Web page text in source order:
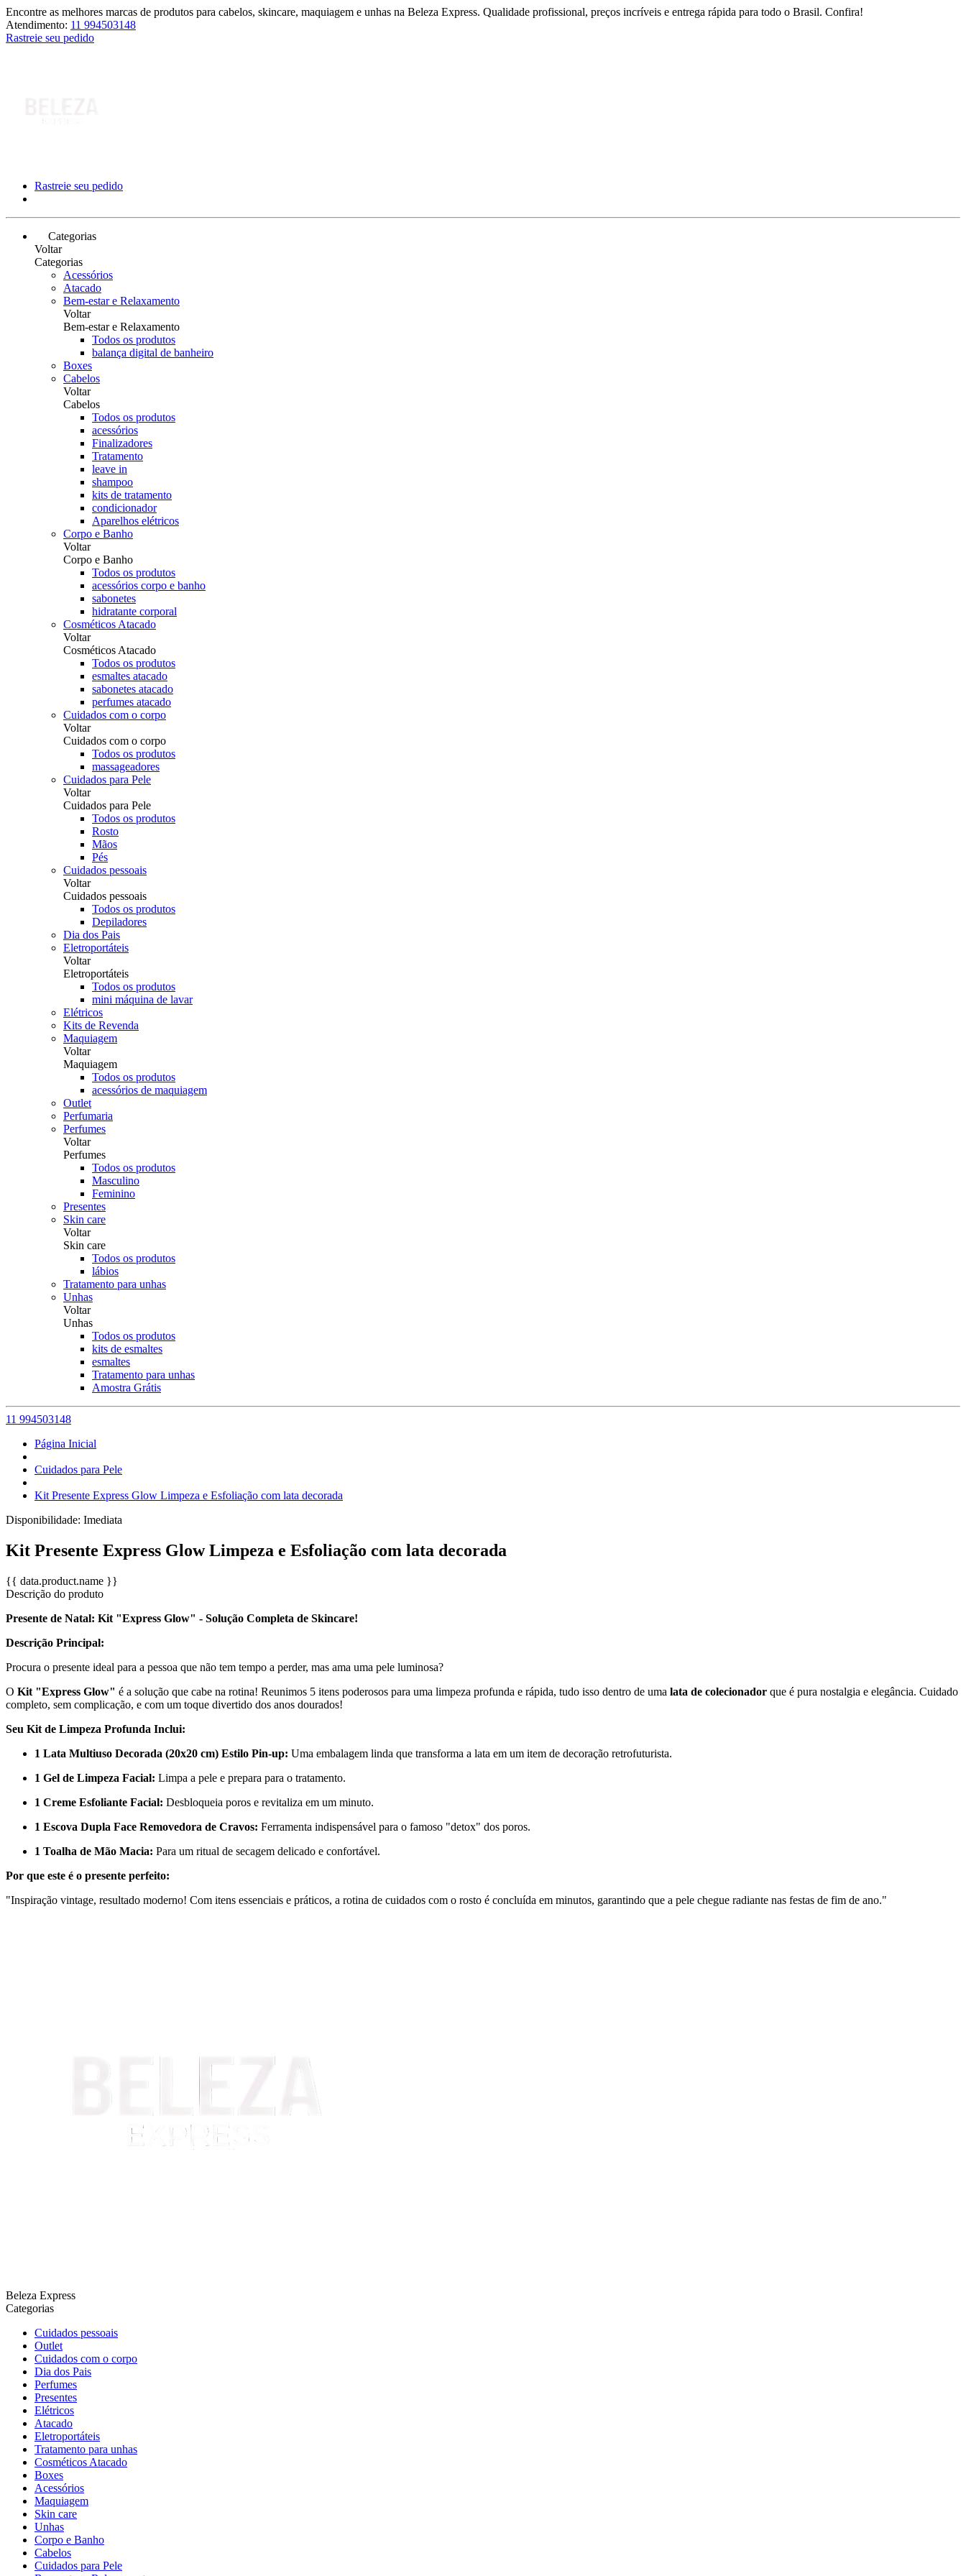
Encontre as melhores marcas de produtos para cabelos, skincare, maquiagem e unhas na Beleza Express. Qualidade profissional, preços incríveis e entrega rápida para todo o Brasil. Confira!
Atendimento: 11 994503148
Rastreie seu pedido
Rastreie seu pedido
Categorias
Voltar
Categorias
Acessórios
Atacado
Bem-estar e Relaxamento
Voltar
Bem-estar e Relaxamento
Todos os produtos
balança digital de banheiro
Boxes
Cabelos
Voltar
Cabelos
Todos os produtos
acessórios
Finalizadores
Tratamento
leave in
shampoo
kits de tratamento
condicionador
Aparelhos elétricos
Corpo e Banho
Voltar
Corpo e Banho
Todos os produtos
acessórios corpo e banho
sabonetes
hidratante corporal
Cosméticos Atacado
Voltar
Cosméticos Atacado
Todos os produtos
esmaltes atacado
sabonetes atacado
perfumes atacado
Cuidados com o corpo
Voltar
Cuidados com o corpo
Todos os produtos
massageadores
Cuidados para Pele
Voltar
Cuidados para Pele
Todos os produtos
Rosto
Mãos
Pés
Cuidados pessoais
Voltar
Cuidados pessoais
Todos os produtos
Depiladores
Dia dos Pais
Eletroportáteis
Voltar
Eletroportáteis
Todos os produtos
mini máquina de lavar
Elétricos
Kits de Revenda
Maquiagem
Voltar
Maquiagem
Todos os produtos
acessórios de maquiagem
Outlet
Perfumaria
Perfumes
Voltar
Perfumes
Todos os produtos
Masculino
Feminino
Presentes
Skin care
Voltar
Skin care
Todos os produtos
lábios
Tratamento para unhas
Unhas
Voltar
Unhas
Todos os produtos
kits de esmaltes
esmaltes
Tratamento para unhas
Amostra Grátis
11 994503148
Página Inicial
Cuidados para Pele
Kit Presente Express Glow Limpeza e Esfoliação com lata decorada
Disponibilidade: Imediata
Kit Presente Express Glow Limpeza e Esfoliação com lata decorada
{{ data.product.name }}
Descrição do produto
Presente de Natal: Kit "Express Glow" - Solução Completa de Skincare!
Descrição Principal:
Procura o presente ideal para a pessoa que não tem tempo a perder, mas ama uma pele luminosa?
O Kit "Express Glow" é a solução que cabe na rotina! Reunimos 5 itens poderosos para uma limpeza profunda e rápida, tudo isso dentro de uma lata de colecionador que é pura nostalgia e elegância. Cuidado
completo, sem complicação, e com um toque divertido dos anos dourados!
Seu Kit de Limpeza Profunda Inclui:
1 Lata Multiuso Decorada (20x20 cm) Estilo Pin-up: Uma embalagem linda que transforma a lata em um item de decoração retrofuturista.
1 Gel de Limpeza Facial: Limpa a pele e prepara para o tratamento.
1 Creme Esfoliante Facial: Desbloqueia poros e revitaliza em um minuto.
1 Escova Dupla Face Removedora de Cravos: Ferramenta indispensável para o famoso "detox" dos poros.
1 Toalha de Mão Macia: Para um ritual de secagem delicado e confortável.
Por que este é o presente perfeito:
"Inspiração vintage, resultado moderno! Com itens essenciais e práticos, a rotina de cuidados com o rosto é concluída em minutos, garantindo que a pele chegue radiante nas festas de fim de ano."
Beleza Express
Categorias
Cuidados pessoais
Outlet
Cuidados com o corpo
Dia dos Pais
Perfumes
Presentes
Elétricos
Atacado
Eletroportáteis
Tratamento para unhas
Cosméticos Atacado
Boxes
Acessórios
Maquiagem
Skin care
Unhas
Corpo e Banho
Cabelos
Cuidados para Pele